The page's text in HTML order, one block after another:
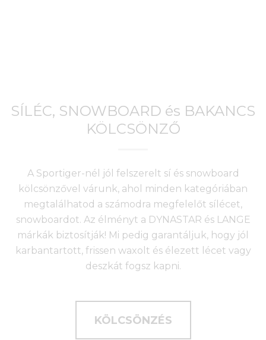
SÍLÉC, SNOWBOARD és BAKANCS
KÖLCSÖNZŐ
A Sportiger-nél jól felszerelt sí és snowboard
kölcsönzővel várunk, ahol minden kategóriában
megtalálhatod a számodra megfelelőt sílécet,
snowboardot. Az élményt a DYNASTAR és LANGE
márkák biztosítják! Mi pedig garantáljuk, hogy jól
karbantartott, frissen waxolt és élezett lécet vagy
deszkát fogsz kapni.
KÖLCSÖNZÉS